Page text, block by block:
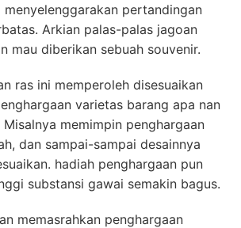
menyelenggarakan pertandingan
Arkian palas-palas jagoan
mau diberikan sebuah souvenir.
ras ini memperoleh disesuaikan
varietas barang apa nan
memimpin penghargaan
dan sampai-sampai desainnya
hadiah penghargaan pun
substansi gawai semakin bagus.
memasrahkan penghargaan